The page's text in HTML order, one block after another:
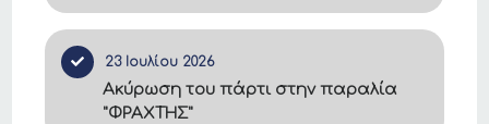
23 Ιουλίου 2026
Ακύρωση του πάρτι στην παραλία
"ΦΡΑΧΤΗΣ"